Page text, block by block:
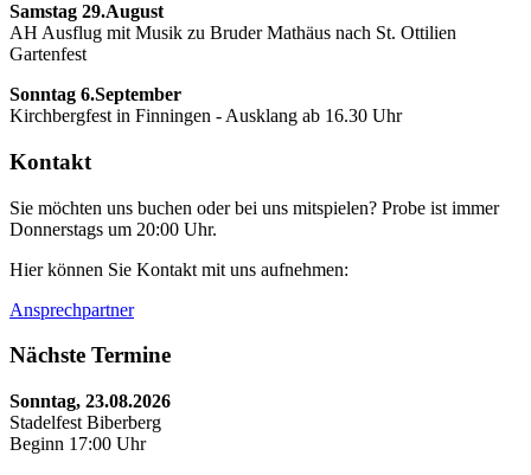
Samstag 29.August
AH Ausflug mit Musik zu Bruder Mathäus nach St. Ottilien
Gartenfest
Sonntag 6.September
Kirchbergfest in Finningen - Ausklang ab 16.30 Uhr
Kontakt
Sie möchten uns buchen oder bei uns mitspielen? Probe ist immer
Donnerstags um 20:00 Uhr.
Hier können Sie Kontakt mit uns aufnehmen:
Ansprechpartner
Nächste Termine
Sonntag, 23.08.2026
Stadelfest Biberberg
Beginn 17:00 Uhr